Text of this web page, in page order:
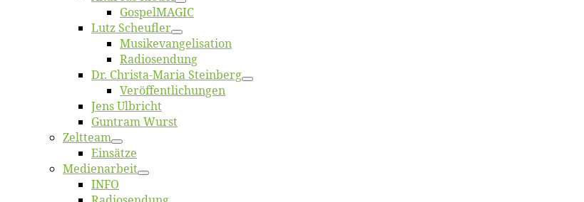
Gos­pel­MA­GIC
Lutz Scheuf­ler
Musikevan­ge­li­sa­tion
Ra­dio­sen­dung
Dr. Chris­­ta-Ma­ria Steinberg
Ver­öf­fent­li­chun­gen
Jens Ulb­richt
Gun­tram Wurst
Zelt­team
Ein­sät­ze
Me­di­en­ar­beit
INFO